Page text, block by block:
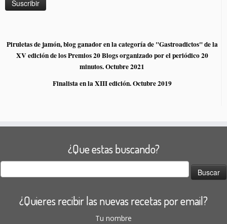
Piruletas de jamón, blog ganador en la categoría de "Gastroadictos" de la
XV edición de los Premios 20 Blogs organizado por el periódico 20
minutos. Octubre 2021
Finalista en la XIII edición. Octubre 2019
¿Que estas buscando?
Buscar:
¿Quieres recibir las nuevas recetas por email?
Tu nombre